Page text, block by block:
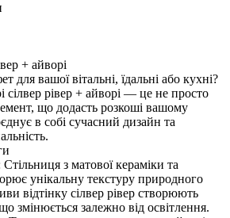
+ айворі
для вашої вітальні, їдальні або кухні?
сілвер рівер + айворі — це не просто
що додасть розкоші вашому
в собі сучасний дизайн та
з матової кераміки та
унікальну текстуру природного
відтінку сілвер рівер створюють
змінюється залежно від освітлення.